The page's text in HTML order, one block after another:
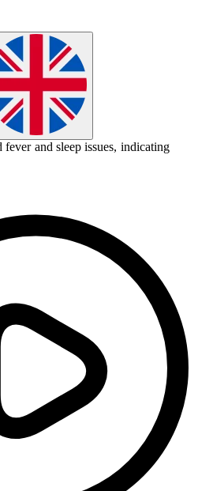
fever and sleep issues, indicating